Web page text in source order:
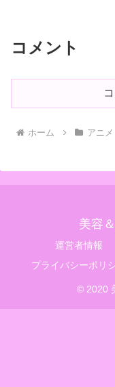
コメント
ホーム アニメ
美容
運営者情報
プライバシーポリ
© 2020